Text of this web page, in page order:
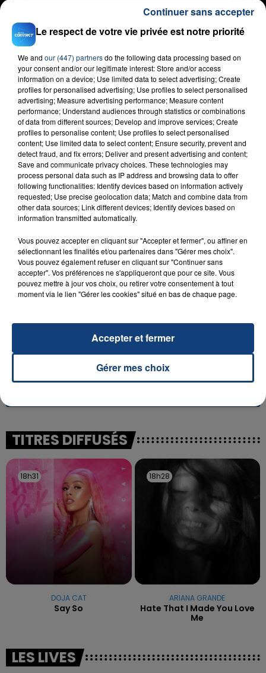
FIL D'ACTU
23 juillet 2026
INCENDIE MORTEL À LENS : UNE FEMME ET
SON BÉBÉ ENTRE LA VIE ET LA...
Un homme s'est immolé par le feu après avoir
aspergé sa compagne et leur bébé de trois mois
d'un liquide inflammable.
UNE ADOLESCENTE DEVANT SE FAIRE
OPÉRER DE LA CHEVILLE RESSORT DE LA...
excuses.
TITRES DIFFUSÉS
18h31
18h31
DOJA CAT
Say So
18h28
18h28
ARIANA GRANDE
Hate That I Made You Love
Me
LES LIVES
Le respect de votre vie privée est notre priorité
We and our (447) partnersdo the following data processing based on
your consent and/or our legitimate interest: Store and/or access
information on a device; Use limited data to select advertising; Create
profiles for personalised advertising; Use profiles to select personalised
advertising; Measure advertising performance; Measure content
performance; Understand audiences through statistics or combinations
of data from different sources; Develop and improve services; Create
profiles to personalise content; Use profiles to select personalised
content; Use limited data to select content; Ensure security, prevent and
detect fraud, and fix errors; Deliver and present advertising and content;
Save and communicate privacy choices. These technologies may
process personal data such as IP address and browsing data to offer
following functionalities: Identify devices based on information actively
requested; Use precise geolocation data; Match and combine data from
other data sources; Link different devices; Identify devices based on
information transmitted automatically.
Vous pouvez accepter en cliquant sur "Accepter et fermer", ou affiner en
sélectionnant les finalités et/ou partenaires dans "Gérer mes choix".
Vous pouvez également refuser en cliquant sur "Continuer sans
accepter". Vos préférences ne s'appliqueront que pour ce site. Vous
pouvez mettre à jour vos choix, ou retirer votre consentement à tout
moment via le lien "Gérer les cookies" situé en bas de chaque page.
Gérer mes choix
Accepter et fermer
Continuer sans accepter